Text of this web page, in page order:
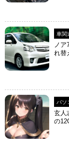
車関
ノ
れ替
パソ
玄人
の